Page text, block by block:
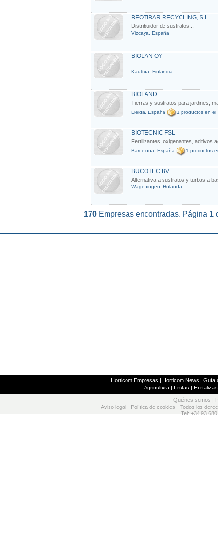
BEOTIBAR RECYCLING, S.L.
Distribuidor de sustratos...
Vizcaya, España
BIOLAN OY
Kauttua, Finlandia
BIOLAND
Tierras y sustratos para jardines,
Lleida, España 1 productos en el
BIOTECNIC FSL
Fertilizantes, oxigenantes, aditivos
Barcelona, España 1 productos
BUCOTEC BV
Alternativa a sustratos y turbas a
Wageningen, Holanda
170 Empresas encontradas. Página 1
Horticom Empresas | Horticom News | Guía
Agricultura| Frutas | Hortalizas
Quiénes somos
Aviso legal - Política de cookies - Todos los
Tel: +34 93